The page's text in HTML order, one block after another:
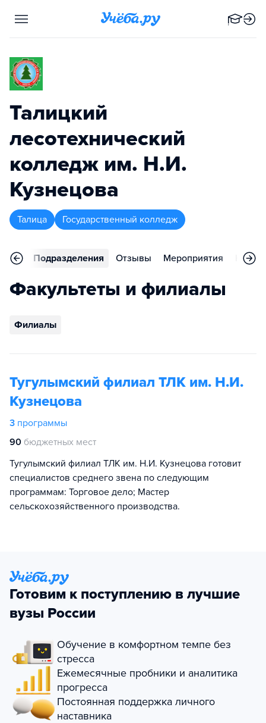
Талицкий
лесотехнический
колледж им. Н.И.
Кузнецова
Талица Государственный колледж
Подразделения Отзывы Мероприятия
Факультеты и филиалы
Филиалы
Тугулымский филиал ТЛК им. Н.И.
Кузнецова
3 программы
90 бюджетных мест
Тугулымский филиал ТЛК им. Н.И. Кузнецова готовит
специалистов среднего звена по следующим
программам: Торговое дело; Мастер
сельскохозяйственного производства.
Готовим к поступлению в лучшие
вузы России
Обучение в комфортном темпе без
стресса
Ежемесячные пробники и аналитика
прогресса
Постоянная поддержка личного
наставника